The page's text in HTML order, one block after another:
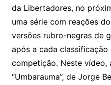
da Libertadores, no
uma série com reações
versões rubro-negras de
após a cada classificação
competição. Neste vídeo,
“Umbarauma”, de Jorge